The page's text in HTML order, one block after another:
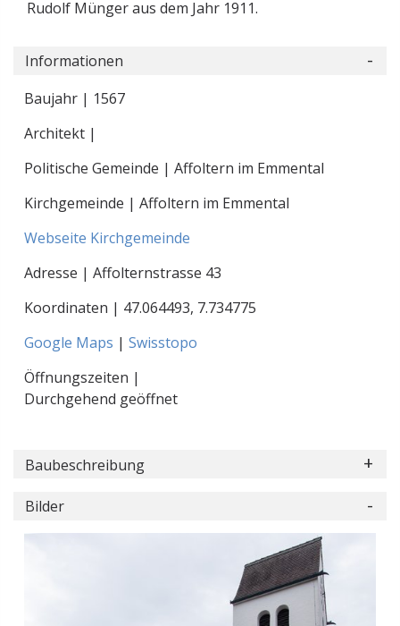
Rudolf Münger aus dem Jahr 1911.
Informationen
Baujahr | 1567
Architekt |
Politische Gemeinde | Affoltern im Emmental
Kirchgemeinde | Affoltern im Emmental
Webseite Kirchgemeinde
Adresse | Affolternstrasse 43
Koordinaten | 47.064493, 7.734775
Google Maps | Swisstopo
Öffnungszeiten |
Durchgehend geöffnet
Baubeschreibung
Bilder